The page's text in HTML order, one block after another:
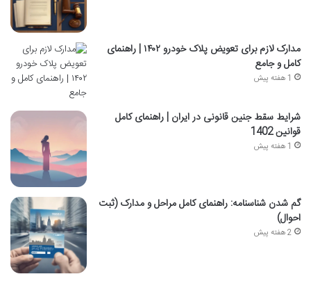
مدارک لازم برای تعویض پلاک خودرو ۱۴۰۲ | راهنمای
کامل و جامع
1 هفته پیش
شرایط سقط جنین قانونی در ایران | راهنمای کامل
قوانین 1402
1 هفته پیش
گم شدن شناسنامه: راهنمای کامل مراحل و مدارک (ثبت
احوال)
2 هفته پیش